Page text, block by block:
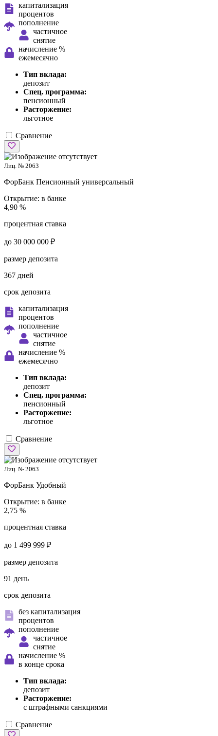
капитализация
процентов
пополнение
частичное
снятие
начисление %
ежемесячно
Тип вклада:
депозит
Спец. программа:
пенсионный
Расторжение:
льготное
Сравнение
Лиц. № 2063
ФорБанк Пенсионный универсальный
Открытие: в банке
4,90 %
процентная ставка
до 30 000 000 ₽
размер депозита
367 дней
срок депозита
капитализация
процентов
пополнение
частичное
снятие
начисление %
ежемесячно
Тип вклада:
депозит
Спец. программа:
пенсионный
Расторжение:
льготное
Сравнение
Лиц. № 2063
ФорБанк Удобный
Открытие: в банке
2,75 %
процентная ставка
до 1 499 999 ₽
размер депозита
91 день
срок депозита
без капитализация
процентов
пополнение
частичное
снятие
начисление %
в конце срока
Тип вклада:
депозит
Расторжение:
с штрафными санкциями
Сравнение